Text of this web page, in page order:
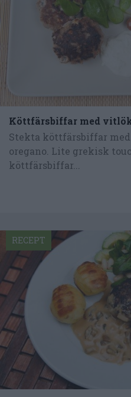
Köttfärsbiffar med
Stekta köttfärsbiffar
oregano. Lite grekisk
köttfärsbiffar...
RECEPT